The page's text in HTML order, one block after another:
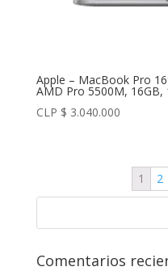
Apple – MacBook Pro
AMD Pro 5500M, 16GB,
CLP $ 3.040.000
1 2
Comentarios